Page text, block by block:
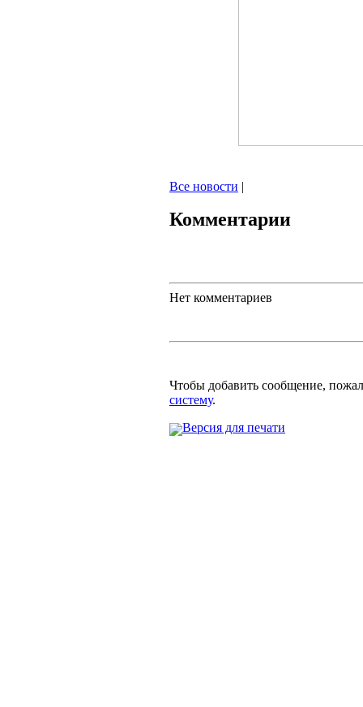
Все новости |
Комментарии
Нет комментариев
Чтобы добавить сообщение,
систему.
Версия для печати